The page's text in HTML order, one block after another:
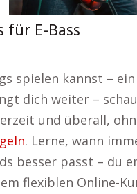
E-Bass
spielen kannst –
dich weiter –
und überall,
. Lerne, wann
besser passt –
flexiblen Online-